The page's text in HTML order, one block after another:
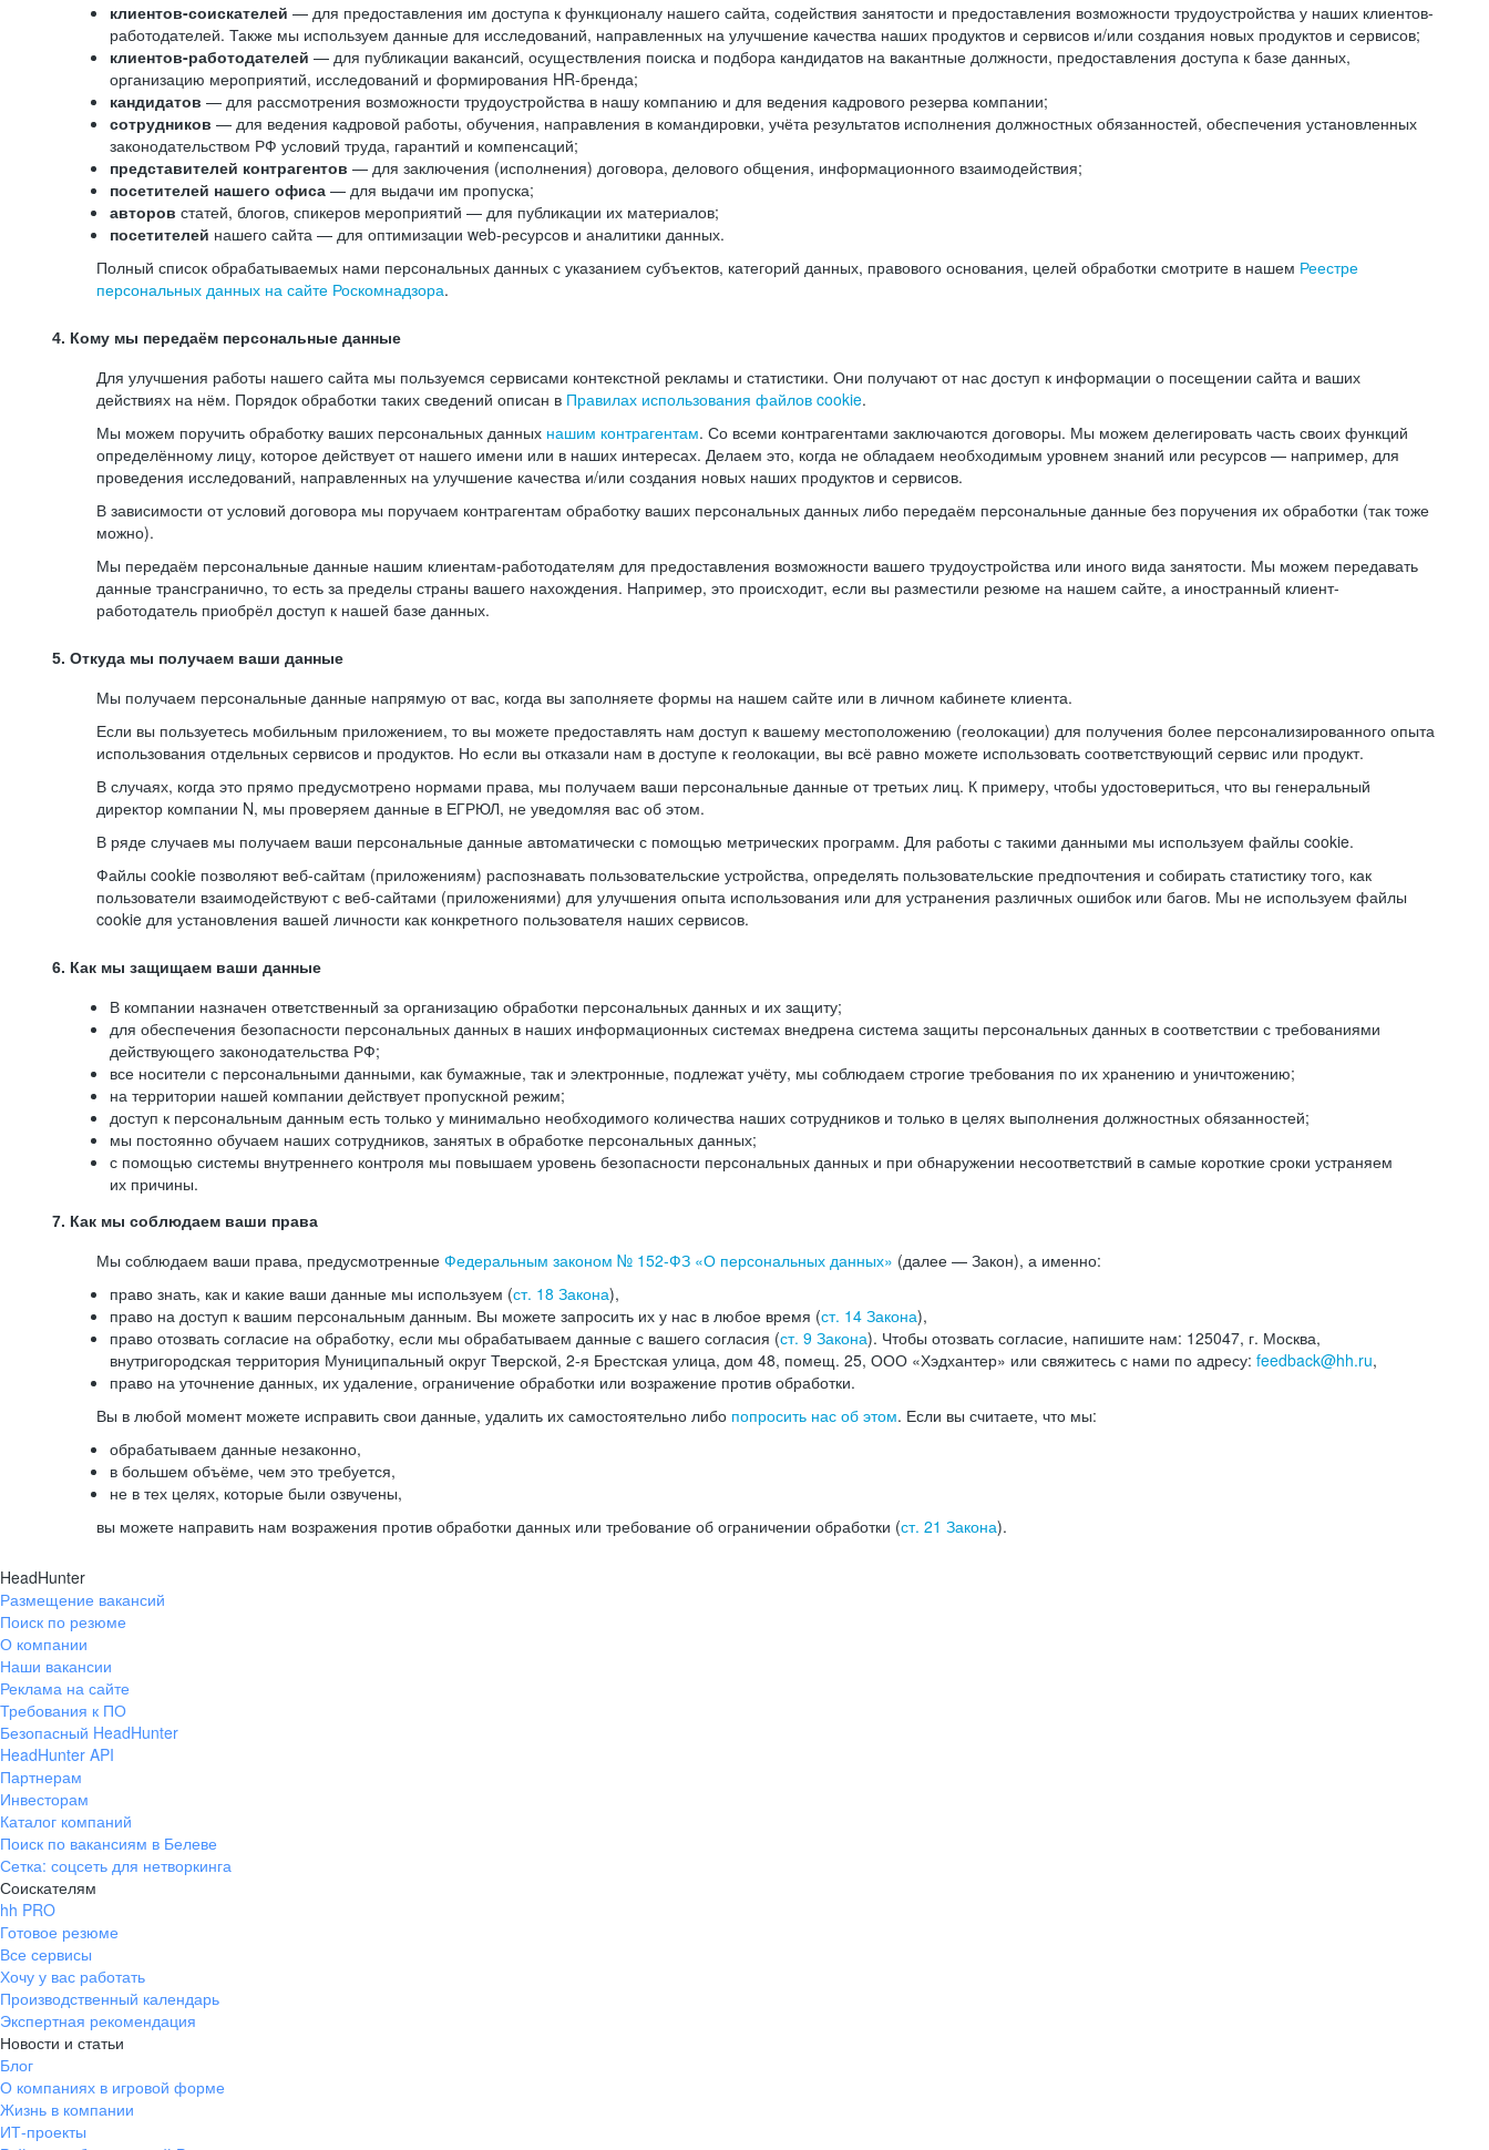
клиентов-соискателей — для предоставления им доступа к функционалу нашего сайта, содействия занятости и предоставления возможности трудоустройства у наших клиентов-
работодателей. Также мы используем данные для исследований, направленных на улучшение качества наших продуктов и сервисов и/или создания новых продуктов и сервисов;
клиентов-работодателей — для публикации вакансий, осуществления поиска и подбора кандидатов на вакантные должности, предоставления доступа к базе данных,
организацию мероприятий, исследований и формирования HR-бренда;
кандидатов — для рассмотрения возможности трудоустройства в нашу компанию и для ведения кадрового резерва компании;
сотрудников — для ведения кадровой работы, обучения, направления в командировки, учёта результатов исполнения должностных обязанностей, обеспечения установленных
законодательством РФ условий труда, гарантий и компенсаций;
представителей контрагентов — для заключения (исполнения) договора, делового общения, информационного взаимодействия;
посетителей нашего офиса — для выдачи им пропуска;
авторов статей, блогов, спикеров мероприятий — для публикации их материалов;
посетителей нашего сайта — для оптимизации web-ресурсов и аналитики данных.
Полный список обрабатываемых нами персональных данных с указанием субъектов, категорий данных, правового основания, целей обработки смотрите в нашем Реестре
персональных данных на сайте Роскомнадзора.
4. Кому мы передаём персональные данные
Для улучшения работы нашего сайта мы пользуемся сервисами контекстной рекламы и статистики. Они получают от нас доступ к информации о посещении сайта и ваших
действиях на нём. Порядок обработки таких сведений описан в Правилах использования файлов cookie.
Мы можем поручить обработку ваших персональных данных нашим контрагентам. Со всеми контрагентами заключаются договоры. Мы можем делегировать часть своих функций
определённому лицу, которое действует от нашего имени или в наших интересах. Делаем это, когда не обладаем необходимым уровнем знаний или ресурсов — например, для
проведения исследований, направленных на улучшение качества и/или создания новых наших продуктов и сервисов.
В зависимости от условий договора мы поручаем контрагентам обработку ваших персональных данных либо передаём персональные данные без поручения их обработки (так тоже
можно).
Мы передаём персональные данные нашим клиентам-работодателям для предоставления возможности вашего трудоустройства или иного вида занятости. Мы можем передавать
данные трансгранично, то есть за пределы страны вашего нахождения. Например, это происходит, если вы разместили резюме на нашем сайте, а иностранный клиент-
работодатель приобрёл доступ к нашей базе данных.
5. Откуда мы получаем ваши данные
Мы получаем персональные данные напрямую от вас, когда вы заполняете формы на нашем сайте или в личном кабинете клиента.
Если вы пользуетесь мобильным приложением, то вы можете предоставлять нам доступ к вашему местоположению (геолокации) для получения более персонализированного опыта
использования отдельных сервисов и продуктов. Но если вы отказали нам в доступе к геолокации, вы всё равно можете использовать соответствующий сервис или продукт.
В случаях, когда это прямо предусмотрено нормами права, мы получаем ваши персональные данные от третьих лиц. К примеру, чтобы удостовериться, что вы генеральный
директор компании N, мы проверяем данные в ЕГРЮЛ, не уведомляя вас об этом.
В ряде случаев мы получаем ваши персональные данные автоматически с помощью метрических программ. Для работы с такими данными мы используем файлы cookie.
Файлы cookie позволяют веб-сайтам (приложениям) распознавать пользовательские устройства, определять пользовательские предпочтения и собирать статистику того, как
пользователи взаимодействуют с веб-сайтами (приложениями) для улучшения опыта использования или для устранения различных ошибок или багов. Мы не используем файлы
cookie для установления вашей личности как конкретного пользователя наших сервисов.
6. Как мы защищаем ваши данные
В компании назначен ответственный за организацию обработки персональных данных и их защиту;
для обеспечения безопасности персональных данных в наших информационных системах внедрена система защиты персональных данных в соответствии с требованиями
действующего законодательства РФ;
все носители с персональными данными, как бумажные, так и электронные, подлежат учёту, мы соблюдаем строгие требования по их хранению и уничтожению;
на территории нашей компании действует пропускной режим;
доступ к персональным данным есть только у минимально необходимого количества наших сотрудников и только в целях выполнения должностных обязанностей;
мы постоянно обучаем наших сотрудников, занятых в обработке персональных данных;
с помощью системы внутреннего контроля мы повышаем уровень безопасности персональных данных и при обнаружении несоответствий в самые короткие сроки устраняем
их причины.
7. Как мы соблюдаем ваши права
Мы соблюдаем ваши права, предусмотренные Федеральным законом № 152-ФЗ «О персональных данных» (далее — Закон), а именно:
право знать, как и какие ваши данные мы используем (ст. 18 Закона),
право на доступ к вашим персональным данным. Вы можете запросить их у нас в любое время (ст. 14 Закона),
право отозвать согласие на обработку, если мы обрабатываем данные с вашего согласия (ст. 9 Закона). Чтобы отозвать согласие, напишите нам: 125047, г. Москва,
внутригородская территория Муниципальный округ Тверской, 2-я Брестская улица, дом 48, помещ. 25, ООО «Хэдхантер» или свяжитесь с нами по адресу: feedback@hh.ru,
право на уточнение данных, их удаление, ограничение обработки или возражение против обработки.
Вы в любой момент можете исправить свои данные, удалить их самостоятельно либо попросить нас об этом. Если вы считаете, что мы:
обрабатываем данные незаконно,
в большем объёме, чем это требуется,
не в тех целях, которые были озвучены,
вы можете направить нам возражения против обработки данных или требование об ограничении обработки (ст. 21 Закона).
HeadHunter
Размещение вакансий
Поиск по резюме
О компании
Наши вакансии
Реклама на сайте
Требования к ПО
Безопасный HeadHunter
HeadHunter API
Партнерам
Инвесторам
Каталог компаний
Поиск по вакансиям в Белеве
Сетка: соцсеть для нетворкинга
Соискателям
hh PRO
Готовое резюме
Все сервисы
Хочу у вас работать
Производственный календарь
Экспертная рекомендация
Новости и статьи
Блог
О компаниях в игровой форме
Жизнь в компании
ИТ-проекты